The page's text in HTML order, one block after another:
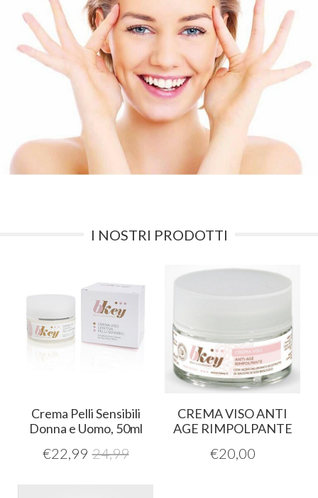
I NOSTRI PRODOTTI
Crema Pelli Sensibili
Donna e Uomo, 50ml
€22,99 24,99
CREMA VISO ANTI
AGE RIMPOLPANTE
€20,00